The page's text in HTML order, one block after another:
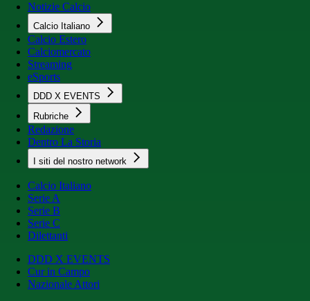
Notizie Calcio
Calcio Italiano
Calcio Estero
Calciomercato
Streaming
eSports
DDD X EVENTS
Rubriche
Redazione
Dentro La Storia
I siti del nostro network
Calcio Italiano
Serie A
Serie B
Serie C
Dilettanti
DDD X EVENTS
Cur in Campo
Nazionale Attori